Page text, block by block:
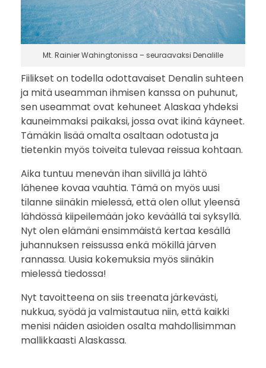
Mt. Rainier Wahingtonissa – seuraavaksi Denalille
Fiilikset on todella odottavaiset Denalin suhteen
ja mitä useamman ihmisen kanssa on puhunut,
sen useammat ovat kehuneet Alaskaa yhdeksi
kauneimmaksi paikaksi, jossa ovat ikinä käyneet.
Tämäkin lisää omalta osaltaan odotusta ja
tietenkin myös toiveita tulevaa reissua kohtaan.
Aika tuntuu menevän ihan siivillä ja lähtö
lähenee kovaa vauhtia. Tämä on myös uusi
tilanne siinäkin mielessä, että olen ollut yleensä
lähdössä kiipeilemään joko keväällä tai syksyllä.
Nyt olen elämäni ensimmäistä kertaa kesällä
juhannuksen reissussa enkä mökillä järven
rannassa. Uusia kokemuksia myös siinäkin
mielessä tiedossa!
Nyt tavoitteena on siis treenata järkevästi,
nukkua, syödä ja valmistautua niin, että kaikki
menisi näiden asioiden osalta mahdollisimman
mallikkaasti Alaskassa.